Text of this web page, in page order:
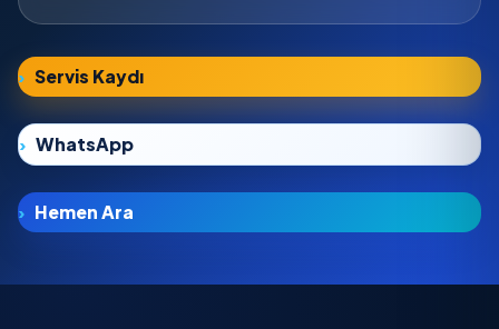
Servis Kaydı
WhatsApp
Hemen Ara